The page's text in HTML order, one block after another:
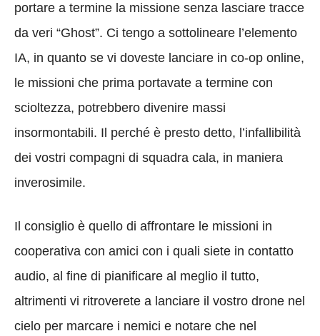
portare a termine la missione senza lasciare tracce
da veri “Ghost”. Ci tengo a sottolineare l’elemento
IA, in quanto se vi doveste lanciare in co-op online,
le missioni che prima portavate a termine con
scioltezza, potrebbero divenire massi
insormontabili. Il perché è presto detto, l’infallibilità
dei vostri compagni di squadra cala, in maniera
inverosimile.
Il consiglio è quello di affrontare le missioni in
cooperativa con amici con i quali siete in contatto
audio, al fine di pianificare al meglio il tutto,
altrimenti vi ritroverete a lanciare il vostro drone nel
cielo per marcare i nemici e notare che nel